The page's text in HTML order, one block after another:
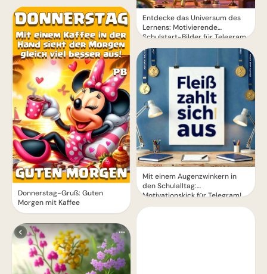
Donnerstag-Gruß: Guten
Morgen mit Kaffee
Entdecke das Universum des
Lernens: Motivierende
Schulstart-Bilder für Telegram
Mit einem Augenzwinkern in
den Schulalltag:
Motivationskick für Telegram!